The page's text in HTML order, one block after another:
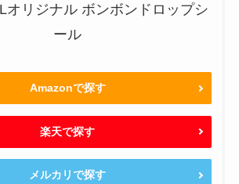
オリジナル ボンボンドロップシ
ール
Amazonで探す
楽天で探す
メルカリで探す